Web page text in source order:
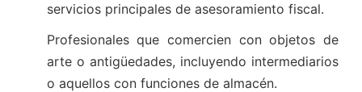
servicios principales de asesoramiento fiscal.
Profesionales que comercien con objetos de
arte o antigüedades, incluyendo intermediarios
o aquellos con funciones de almacén.